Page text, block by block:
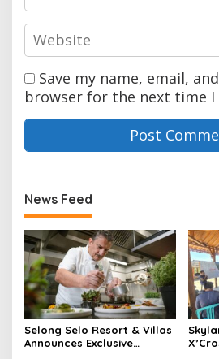
Save my name, email,
browser for the next time I
News Feed
Selong Selo Resort & Villas
Announces Exclusive